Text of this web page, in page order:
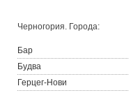
Черногория. Города:
Бар
Будва
Герцег-Нови